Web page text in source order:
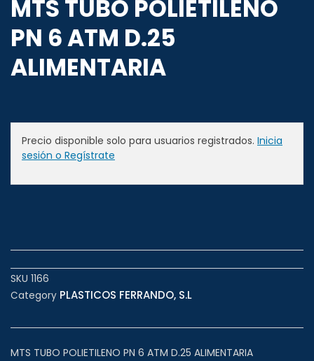
MTS TUBO POLIETILENO
PN 6 ATM D.25
ALIMENTARIA
Precio disponible solo para usuarios registrados. Inicia
sesión o Regístrate
SKU 1166
Category PLASTICOS FERRANDO, S.L
MTS TUBO POLIETILENO PN 6 ATM D.25 ALIMENTARIA